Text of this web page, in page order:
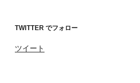
TWITTER でフォロー
ツイート